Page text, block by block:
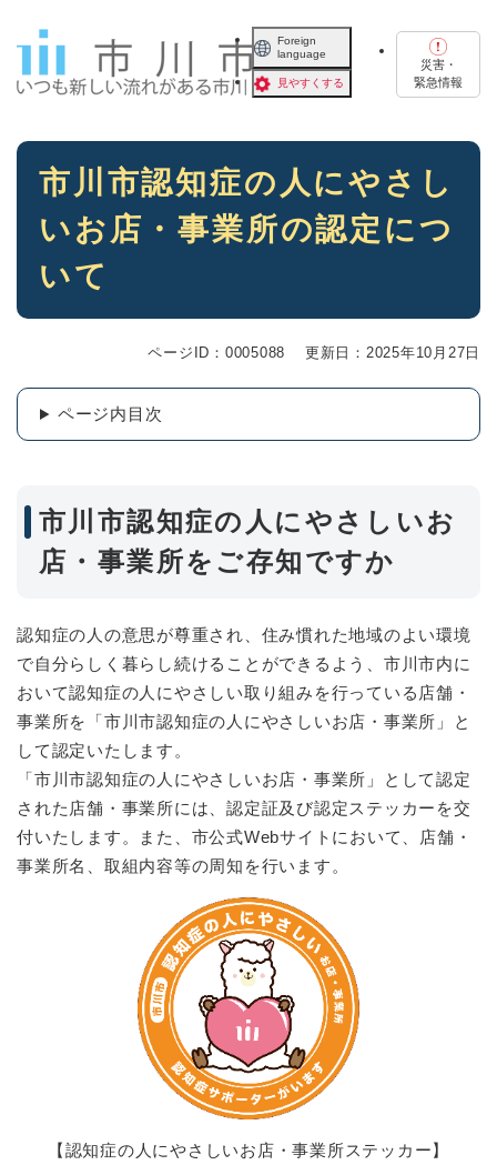
Foreign
language
見やすくする
災害・
緊急情報
本
市川市認知症の人にやさし
いお店・事業所の認定につ
いて
ページID：0005088 更新日：2025年10月27日
ページ内目次
市川市認知症の人にやさしいお
店・事業所をご存知ですか
認知症の人の意思が尊重され、住み慣れた地域のよい環境
で自分らしく暮らし続けることができるよう、市川市内に
おいて認知症の人にやさしい取り組みを行っている店舗・
事業所を「市川市認知症の人にやさしいお店・事業所」と
して認定いたします。
「市川市認知症の人にやさしいお店・事業所」として認定
された店舗・事業所には、認定証及び認定ステッカーを交
付いたします。また、市公式Webサイトにおいて、店舗・
事業所名、取組内容等の周知を行います。
【認知症の人にやさしいお店・事業所ステッカー】